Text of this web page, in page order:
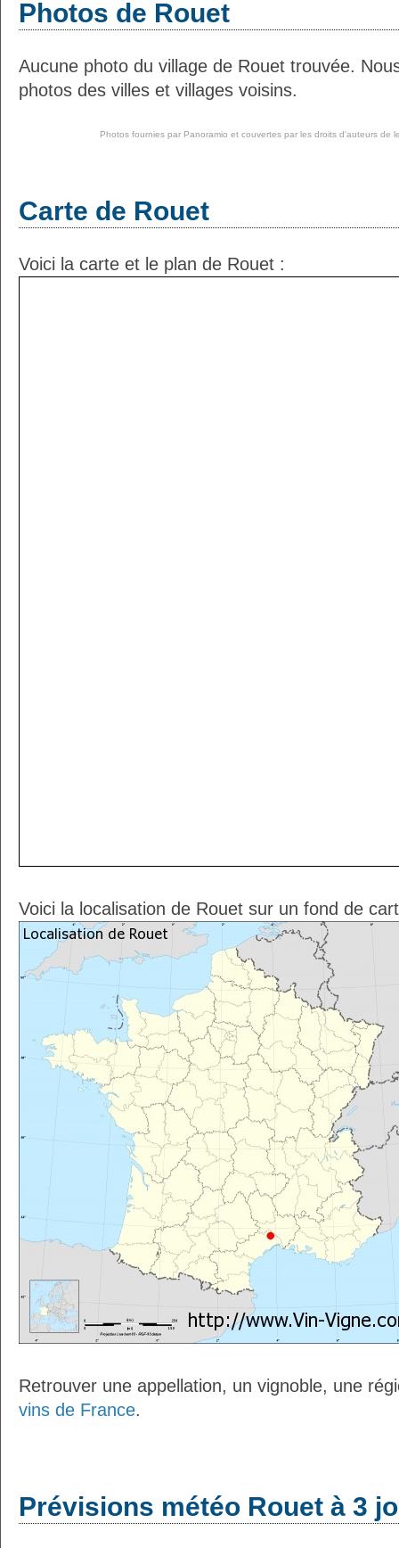
Photos de Rouet
Aucune photo du village de Rouet trouvée.
photos des villes et villages voisins.
Photos fournies par Panoramio et couvertes par les droits d'auteurs de
Carte de Rouet
Voici la carte et le plan de Rouet :
Voici la localisation de Rouet sur un fond de
Retrouver une appellation, un vignoble, une
vins de France.
Prévisions météo Rouet à 3